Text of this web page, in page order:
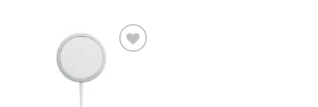
Adicionar
aos meus